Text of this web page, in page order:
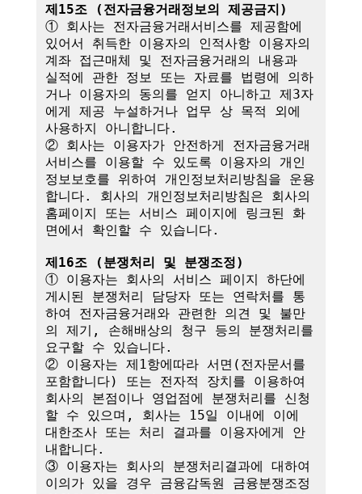
제15조 (전자금융거래정보의 제공금지)
① 회사는 전자금융거래서비스를 제공함에
있어서 취득한 이용자의 인적사항 이용자의
계좌 접근매체 및 전자금융거래의 내용과
실적에 관한 정보 또는 자료를 법령에 의하
거나 이용자의 동의를 얻지 아니하고 제3자
에게 제공 누설하거나 업무 상 목적 외에
사용하지 아니합니다.
② 회사는 이용자가 안전하게 전자금융거래
서비스를 이용할 수 있도록 이용자의 개인
정보보호를 위하여 개인정보처리방침을 운용
합니다. 회사의 개인정보처리방침은 회사의
홈페이지 또는 서비스 페이지에 링크된 화
면에서 확인할 수 있습니다.
제16조 (분쟁처리 및 분쟁조정)
① 이용자는 회사의 서비스 페이지 하단에
게시된 분쟁처리 담당자 또는 연락처를 통
하여 전자금융거래와 관련한 의견 및 불만
의 제기, 손해배상의 청구 등의 분쟁처리를
요구할 수 있습니다.
② 이용자는 제1항에따라 서면(전자문서를
포함합니다) 또는 전자적 장치를 이용하여
회사의 본점이나 영업점에 분쟁처리를 신청
할 수 있으며, 회사는 15일 이내에 이에
대한조사 또는 처리 결과를 이용자에게 안
내합니다.
③ 이용자는 회사의 분쟁처리결과에 대하여
이의가 있을 경우 금융감독원 금융분쟁조정